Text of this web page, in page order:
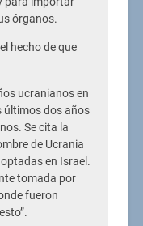
órganos.
hecho de que
ucranianos en
últimos dos años
Se cita la
de Ucrania
en Israel.
tomada por
fueron